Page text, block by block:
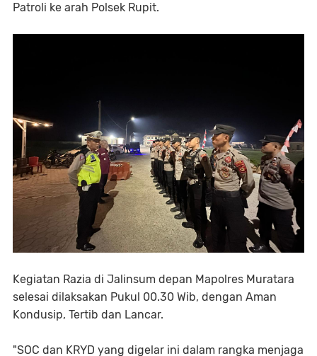
Patroli ke arah Polsek Rupit.
Kegiatan Razia di Jalinsum depan Mapolres Muratara
selesai dilaksakan Pukul 00.30 Wib, dengan Aman
Kondusip, Tertib dan Lancar.
"SOC dan KRYD yang digelar ini dalam rangka menjaga